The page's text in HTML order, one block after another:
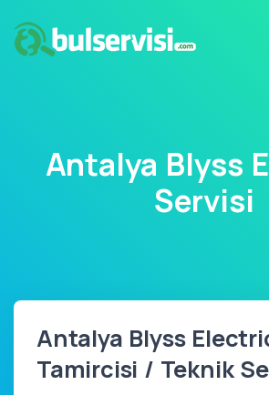
Antalya Blyss
Servisi
Antalya Blyss
Tamircisi / Teknik